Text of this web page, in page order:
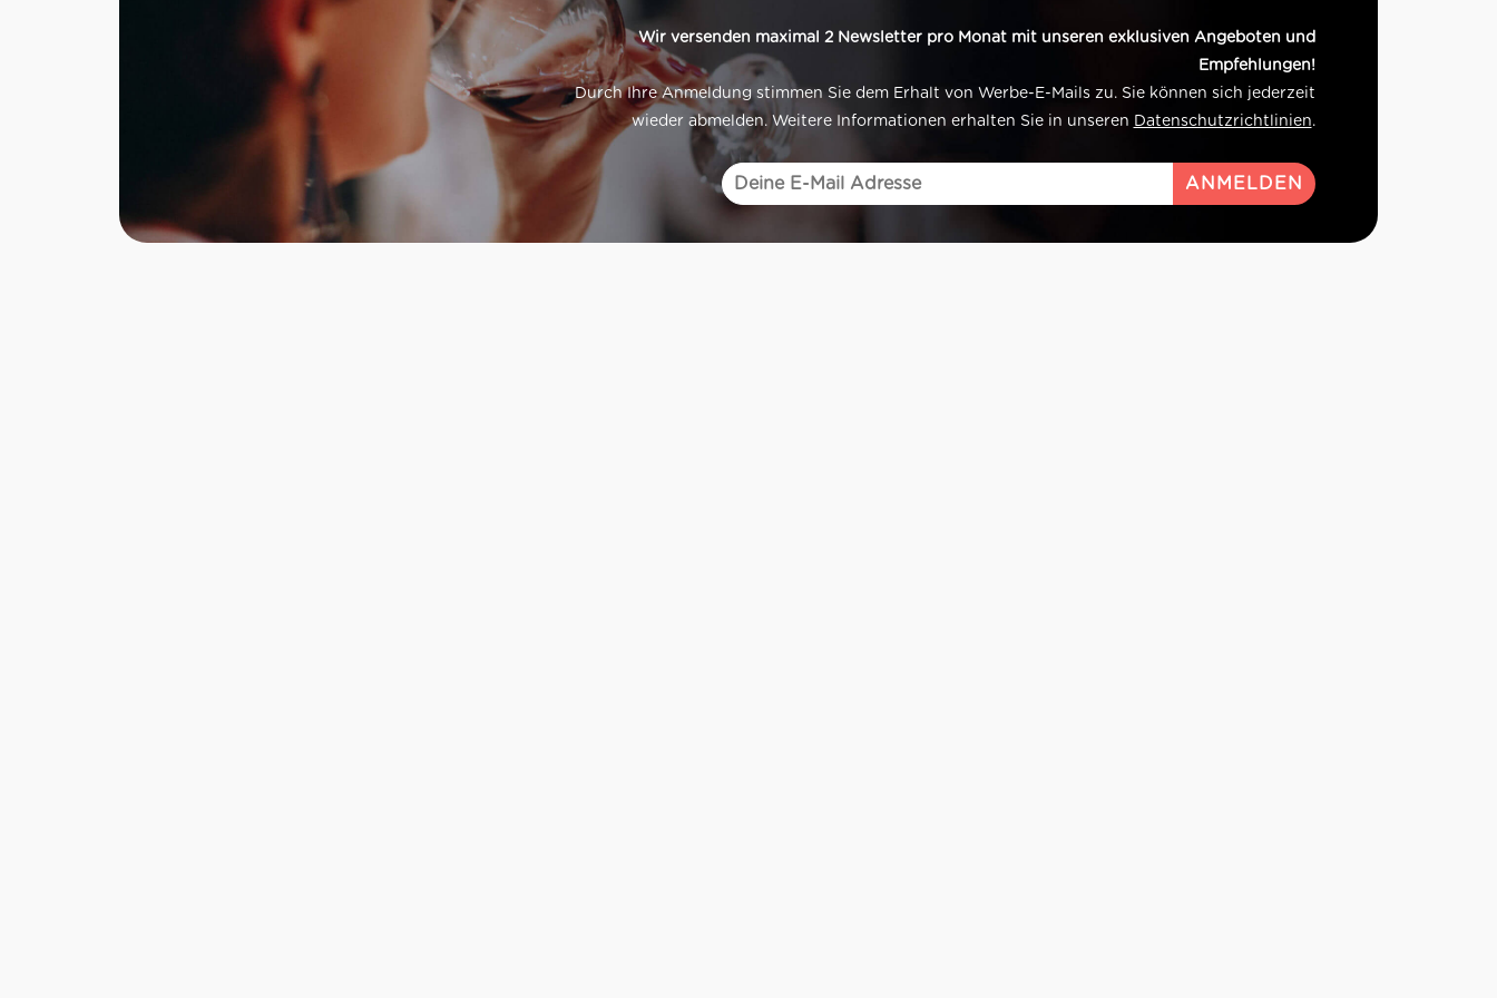
Wir versenden maximal 2 Newsletter pro Monat mit unseren exklusiven Angeboten und
Empfehlungen!
Durch Ihre Anmeldung stimmen Sie dem Erhalt von Werbe-E-Mails zu. Sie können sich jederzeit
wieder abmelden. Weitere Informationen erhalten Sie in unseren Datenschutzrichtlinien.